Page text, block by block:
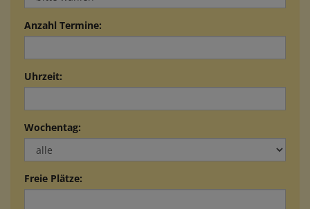
Anzahl Termine:
Uhrzeit:
Wochentag:
Freie Plätze: